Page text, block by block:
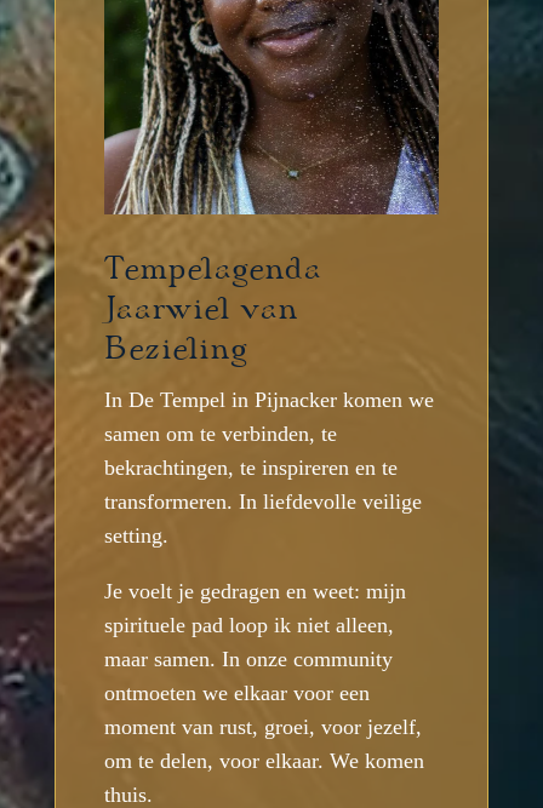
Tempelagenda
Jaarwiel van
Bezieling
In De Tempel in Pijnacker komen we
samen om te verbinden, te
bekrachtingen, te inspireren en te
transformeren. In liefdevolle veilige
setting.
Je voelt je gedragen en weet: mijn
spirituele pad loop ik niet alleen,
maar samen. In onze community
ontmoeten we elkaar voor een
moment van rust, groei, voor jezelf,
om te delen, voor elkaar. We komen
thuis.